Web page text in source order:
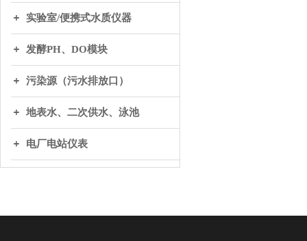
实验室/便携式水质仪器
发酵PH、DO模块
污染源（污水排放口）
地表水、二次供水、泳池
电厂电站仪表